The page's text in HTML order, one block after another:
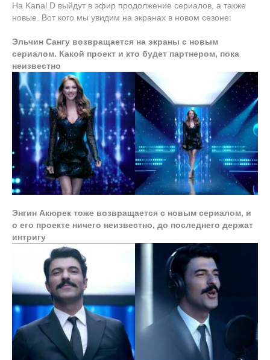
На Kanal D выйдут в эфир продолжение сериалов, а также
новые. Вот кого мы увидим на экранах в новом сезоне:
Эльчин Сангу возвращается на экраны с новым
сериалом. Какой проект и кто будет партнером, пока
неизвестно
Энгин Акюрек тоже возвращается с новым сериалом, и
о его проекте ничего неизвестно, до последнего держат
интригу